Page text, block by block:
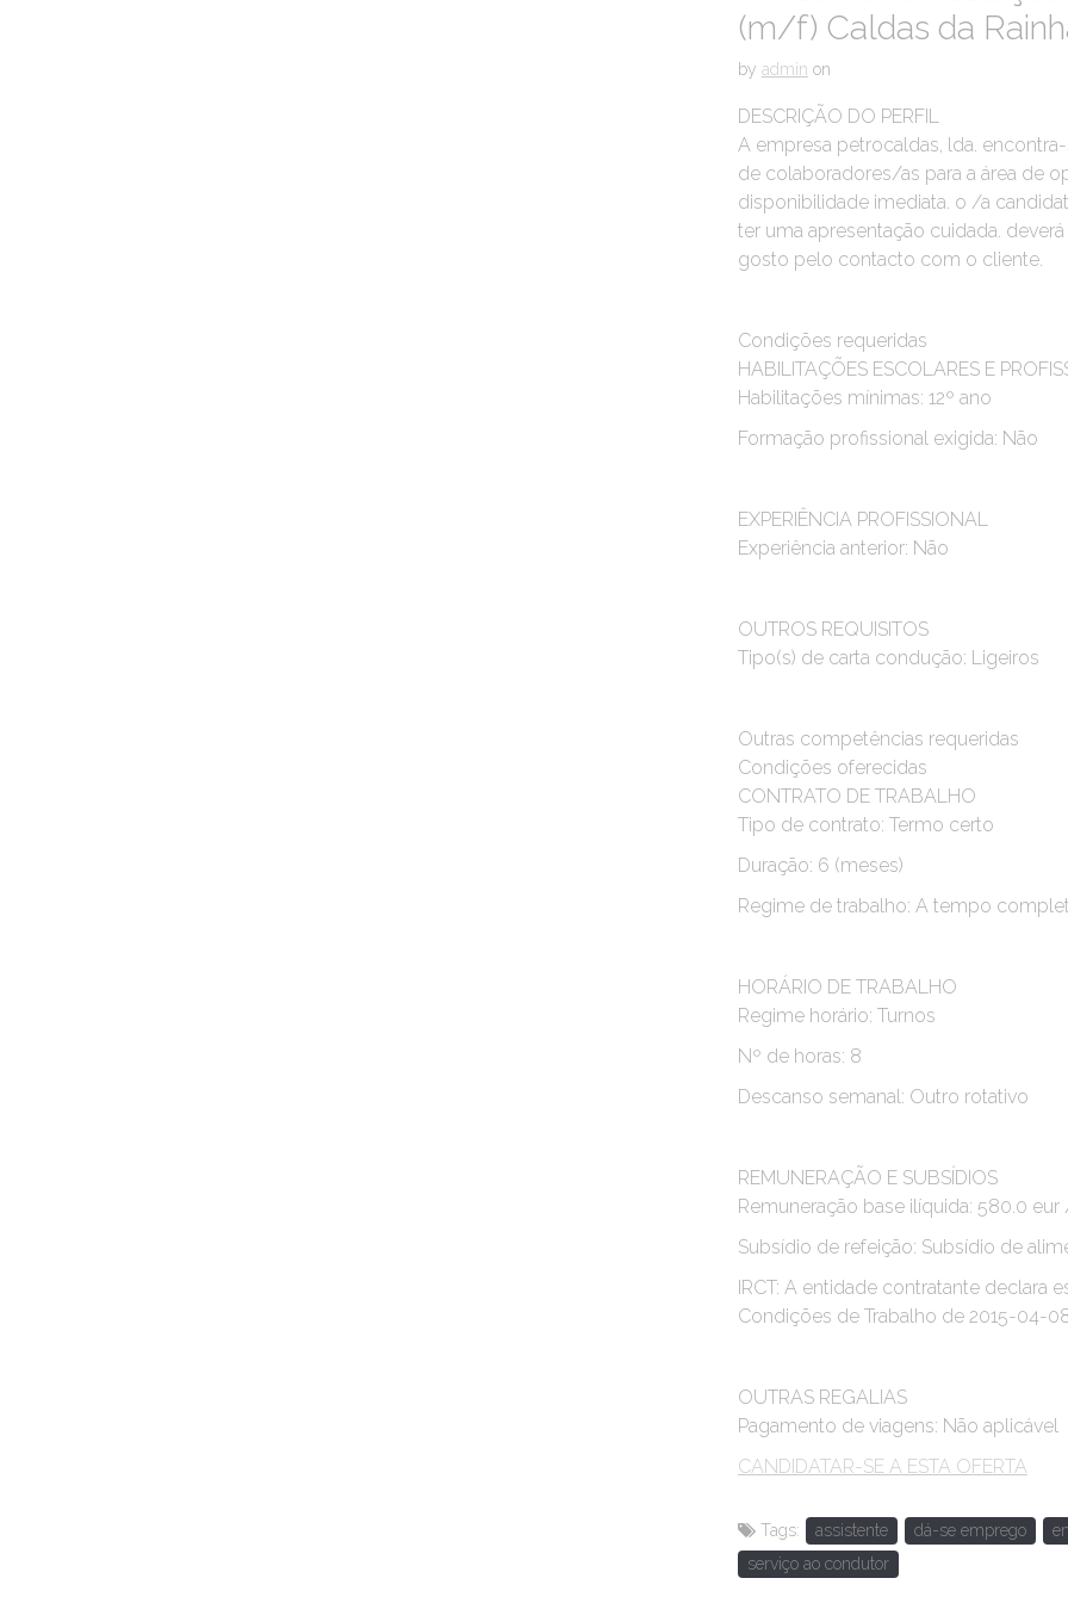
(m/f) Caldas da
by admin on
DESCRIÇÃO DO PERFIL
A empresa petrocaldas, lda.
de colaboradores/as para a área de
disponibilidade imediata. o /a
ter uma apresentação cuidada.
gosto pelo contacto com o cliente.
Condições requeridas
HABILITAÇÕES ESCOLARES E
Habilitações mínimas: 12º ano
Formação profissional exigida: Não
EXPERIÊNCIA PROFISSIONAL
Experiência anterior: Não
OUTROS REQUISITOS
Tipo(s) de carta condução: Ligeiros
Outras competências requeridas
Condições oferecidas
CONTRATO DE TRABALHO
Tipo de contrato: Termo certo
Duração: 6 (meses)
Regime de trabalho: A tempo
HORÁRIO DE TRABALHO
Regime horário: Turnos
Nº de horas: 8
Descanso semanal: Outro rotativo
REMUNERAÇÃO E SUBSÍDIOS
Remuneração base ilíquida: 580.0
Subsídio de refeição: Subsídio de
IRCT: A entidade contratante declara
Condições de Trabalho de 2015-04-
OUTRAS REGALIAS
Pagamento de viagens: Não aplicável
CANDIDATAR-SE A ESTA OFERTA
Tags: assistente dá-se emprego
serviço ao condutor